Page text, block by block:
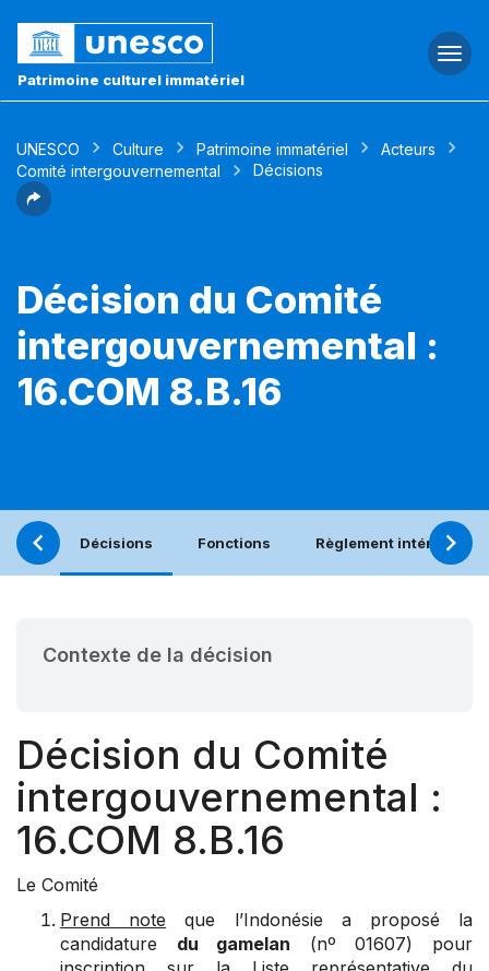
Patrimoine culturel immatériel
UNESCO Culture Patrimoine immatériel
Acteurs
Comité intergouvernemental
Décisions
Décision du Comité
intergouvernemental :
16.COM 8.B.16
Décisions Fonctions Règlement intérieur
Contexte de la décision
Décision du Comité
intergouvernemental :
16.COM 8.B.16
Le Comité
Prend note que l’Indonésie a proposé la
candidature du gamelan (nº 01607) pour